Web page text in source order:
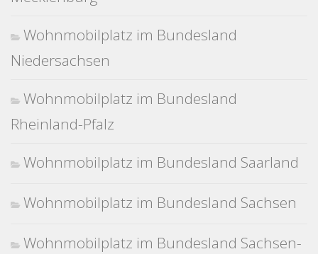
Wohnmobilplatz im Bundesland
Niedersachsen
Wohnmobilplatz im Bundesland
Rheinland-Pfalz
Wohnmobilplatz im Bundesland Saarland
Wohnmobilplatz im Bundesland Sachsen
Wohnmobilplatz im Bundesland Sachsen-